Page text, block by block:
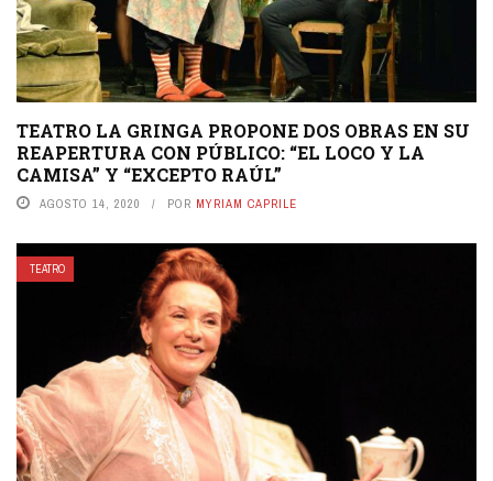
TEATRO LA GRINGA PROPONE DOS OBRAS EN SU
REAPERTURA CON PÚBLICO: “EL LOCO Y LA
CAMISA” Y “EXCEPTO RAÚL”
AGOSTO 14, 2020 POR MYRIAM CAPRILE
TEATRO